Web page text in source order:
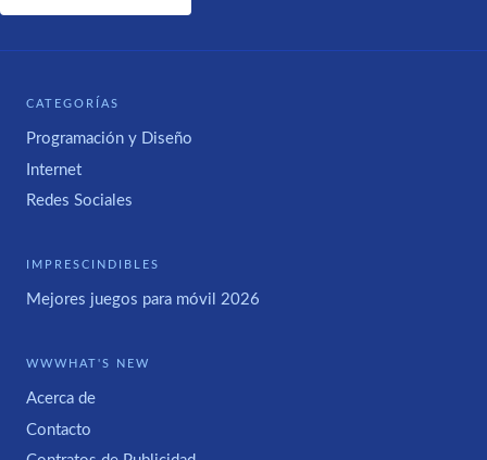
CATEGORÍAS
Programación y Diseño
Internet
Redes Sociales
IMPRESCINDIBLES
Mejores juegos para móvil 2026
WWWHAT'S NEW
Acerca de
Contacto